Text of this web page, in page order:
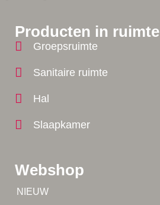
Webshop
NIEUW
Producten in ruimte
Groepsruimte
Sanitaire ruimte
Hal
Slaapkamer